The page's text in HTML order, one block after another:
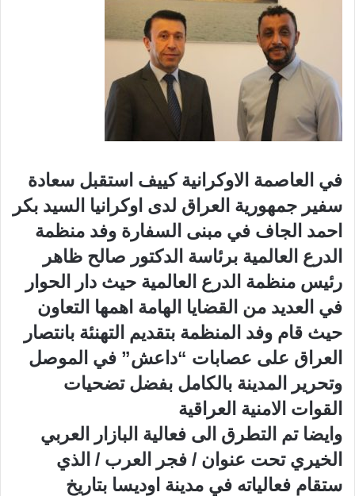
في العاصمة الاوكرانية كييف استقبل سعادة
سفير جمهورية العراق لدى اوكرانيا السيد بكر
احمد الجاف في مبنى السفارة وفد منظمة
الدرع العالمية برئاسة الدكتور صالح ظاهر
رئيس منظمة الدرع العالمية حيث دار الحوار
في العديد من القضايا الهامة اهمها التعاون
حيث قام وفد المنظمة بتقديم التهنئة بانتصار
العراق على عصابات “داعش” في الموصل
وتحرير المدينة بالكامل بفضل تضحيات
القوات الامنية العراقية
وايضا تم التطرق الى فعالية البازار العربي
الخيري تحت عنوان / فجر العرب / الذي
ستقام فعالياته في مدينة اوديسا بتاريخ